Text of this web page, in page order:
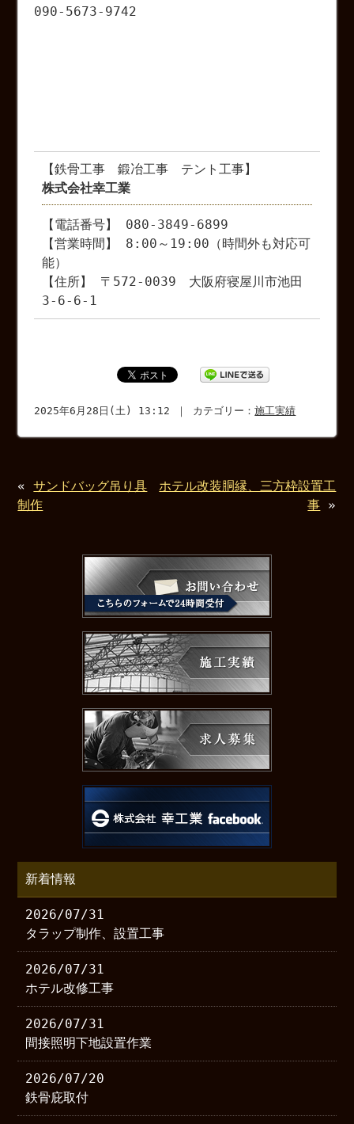
090-5673-9742
【鉄骨工事 鍛冶工事 テント工事】
株式会社幸工業
【電話番号】 080-3849-6899
【営業時間】 8:00～19:00（時間外も対応可
能）
【住所】 〒572-0039 大阪府寝屋川市池田
3-6-6-1
2025年6月28日(土) 13:12 ｜ カテゴリー：施工実績
«サンドバッグ吊り具
制作
ホテル改装胴縁、三方枠設置工
事 »
新着情報
2026/07/31
タラップ制作、設置工事
2026/07/31
ホテル改修工事
2026/07/31
間接照明下地設置作業
2026/07/20
鉄骨庇取付